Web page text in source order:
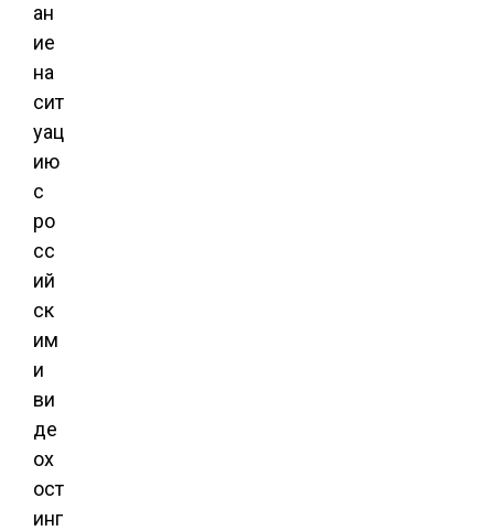
ан
ие
на
сит
уац
ию
с
ро
сс
ий
ск
им
и
ви
де
ох
ост
инг